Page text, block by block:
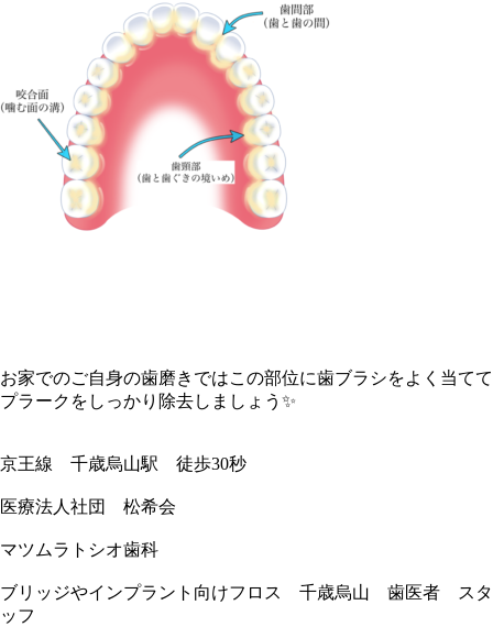
お家でのご自身の歯磨きではこの部位に歯ブラシをよく当てて
プラークをしっかり除去しましょう✨
京王線 千歳烏山駅 徒歩30秒
医療法人社団 松希会
マツムラトシオ歯科
ブリッジやインプラント向けフロス 千歳烏山 歯医者 スタ
ッフ